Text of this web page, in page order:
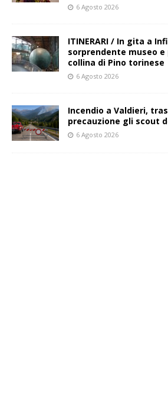
6 Agosto 2026
ITINERARI / In gita a
sorprendente museo
collina di Pino torinese
6 Agosto 2026
Incendio a Valdieri,
precauzione gli scout
6 Agosto 2026